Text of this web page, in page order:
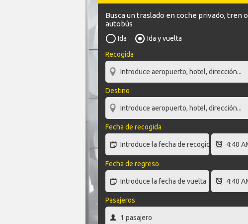
Busca un traslado en coche privado, tren o
autobús
Ida
Ida y vuelta
Recogida
Destino
Fecha de recogida
Fecha de regreso
Pasajeros